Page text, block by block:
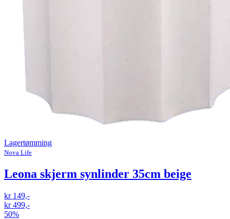
Lagertømming
Nova Life
Leona skjerm synlinder 35cm beige
kr 149,-
kr 499,-
50%